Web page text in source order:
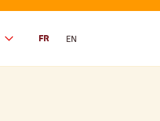
FR EN